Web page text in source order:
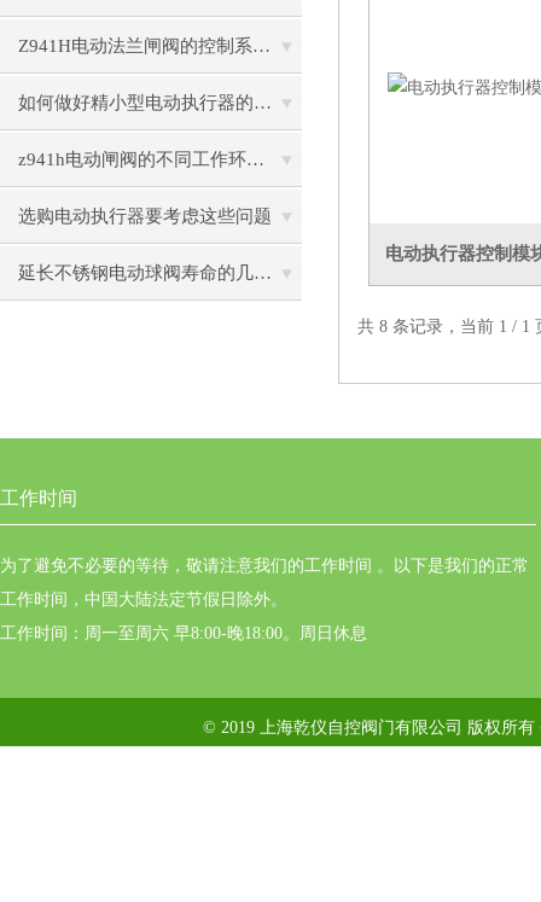
Z941H电动法兰闸阀的控制系统及智能化发展趋势
如何做好精小型电动执行器的维护？
z941h电动闸阀的不同工作环境分析
选购电动执行器要考虑这些问题
延长不锈钢电动球阀寿命的几个小秘诀
电动执行器控制模
共 8 条记录，当前 1 /
工作时间
为了避免不必要的等待，敬请注意我们的工作时间 。以下是我们的正常
工作时间，中国大陆法定节假日除外。
工作时间：周一至周六 早8:00-晚18:00。周日休息
© 2019 上海乾仪自控阀门有限公司 版权所有